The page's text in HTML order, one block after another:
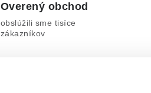
Overený obchod
obslúžili sme tisíce
zákazníkov